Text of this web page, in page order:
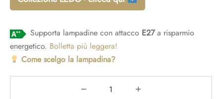
Supporta lampadine con attacco E27a risparmio
energetico. Bolletta più leggera!
Come scelgo la lampadina?